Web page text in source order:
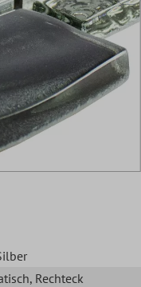
, Rechteck